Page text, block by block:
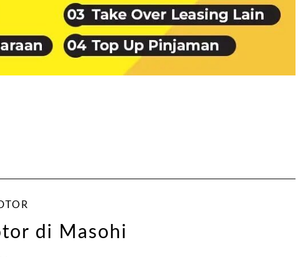
di Masohi